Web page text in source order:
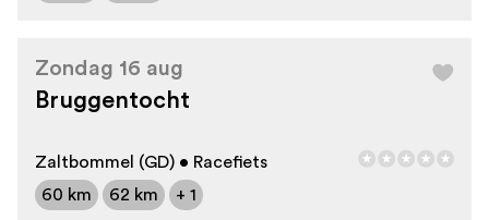
Zondag 16 aug
Bruggentocht
Zaltbommel (GD) • Racefiets
60 km
62 km + 1